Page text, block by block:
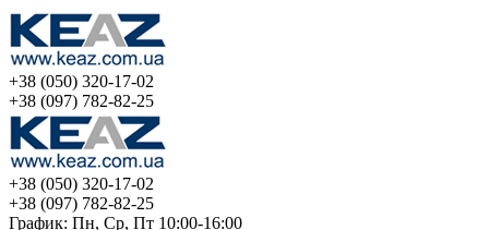
+38 (050) 320-17-02
+38 (097) 782-82-25
+38 (050) 320-17-02
+38 (097) 782-82-25
График: Пн, Ср, Пт 10:00-16:00